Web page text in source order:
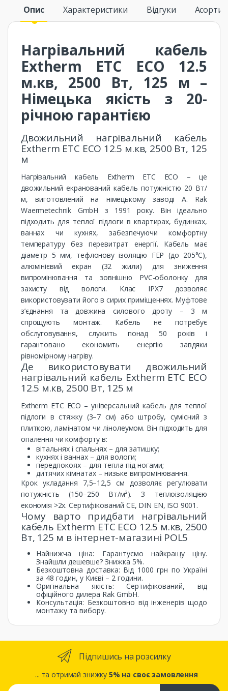
Опис Характеристики Відгуки
Нагрівальний кабель
Extherm ETC ECO 12.5
м.кв, 2500 Вт, 125 м –
Німецька якість з 20-
річною гарантією
Двожильний нагрівальний кабель
Extherm ETC ECO 12.5 м.кв, 2500 Вт, 125
м
Нагрівальний кабель Extherm ETC ECO – це
двожильний екранований кабель потужністю 20 Вт/
м, виготовлений на німецькому заводі A. Rak
Waermetechnik GmbH з 1991 року. Він ідеально
підходить для теплої підлоги в квартирах, будинках,
ваннах чи кухнях, забезпечуючи комфортну
температуру без перевитрат енергії. Кабель має
діаметр 5 мм, тефлонову ізоляцію FEP (до 205°C),
алюмінієвий екран (32 жили) для зниження
випромінювання та зовнішню PVC-оболонку для
захисту від вологи. Клас IPX7 дозволяє
використовувати його в сирих приміщеннях. Муфтове
з’єднання та довжина силового дроту – 3 м
спрощують монтаж. Кабель не потребує
обслуговування, служить понад 50 років і
гарантовано економить енергію завдяки
рівномірному нагріву.
Де використовувати двожильний
нагрівальний кабель Extherm ETC ECO
12.5 м.кв, 2500 Вт, 125 м
Extherm ETC ECO – універсальний кабель для теплої
підлоги в стяжку (3–7 см) або штробу, сумісний з
плиткою, ламінатом чи лінолеумом. Він підходить для
опалення чи комфорту в:
вітальнях і спальнях – для затишку;
кухнях і ваннах – для вологи;
передпокоях – для тепла під ногами;
дитячих кімнатах – низьке випромінювання.
Крок укладання 7,5–12,5 см дозволяє регулювати
потужність (150–250 Вт/м²). З теплоізоляцією
економія >2x. Сертифікований CE, DIN EN, ISO 9001.
Чому варто придбати нагрівальний
кабель Extherm ETC ECO 12.5 м.кв, 2500
Вт, 125 м в інтернет-магазині POL5
Найнижча ціна: Гарантуємо найкращу ціну.
Знайшли дешевше? Знижка 5%.
Безкоштовна доставка: Від 1000 грн по Україні
за 48 годин, у Києві – 2 години.
Оригінальна якість: Сертифікований, від
офіційного дилера Rak GmbH.
Консультація: Безкоштовно від інженерів щодо
монтажу та вибору.
Підпишись на розсилку
... та отримай знижку 5% на своє замовлення